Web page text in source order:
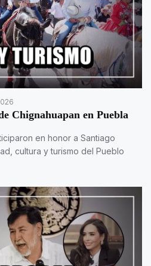
Chignahuapan en Puebla
en honor a Santiago
cultura y turismo del Pueblo